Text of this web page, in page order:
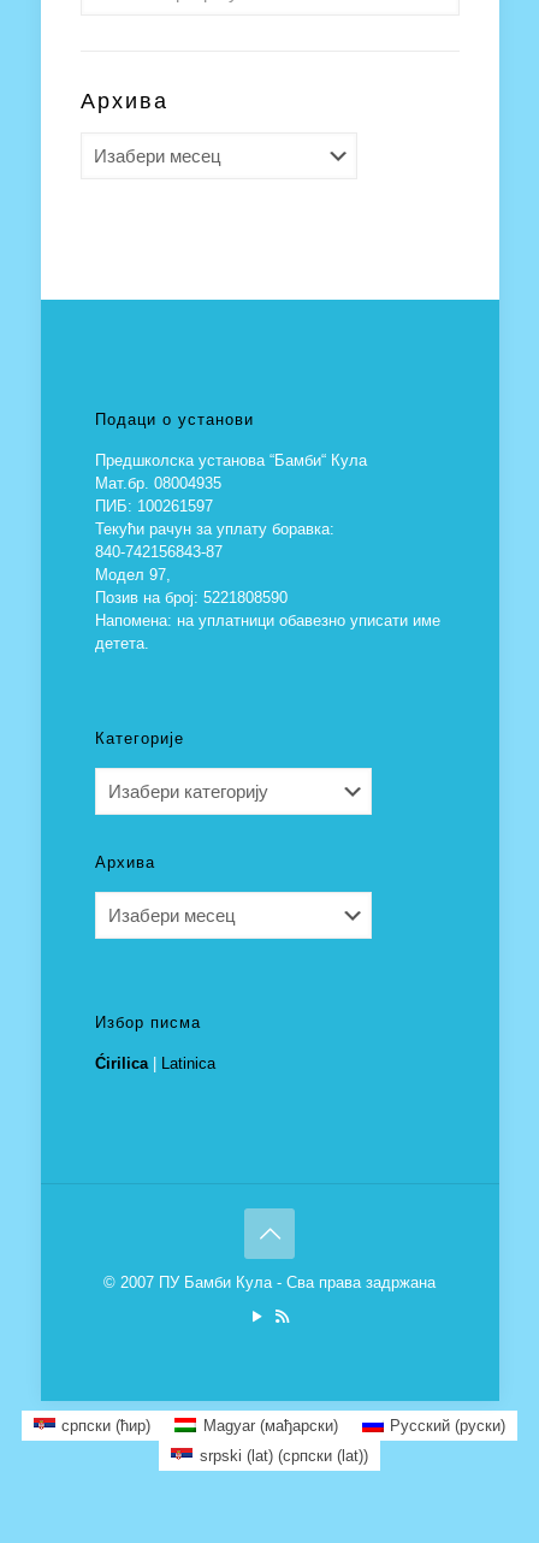
Архива
Подаци о установи
Предшколска установа “Бамби“ Кула
Мат.бр. 08004935
ПИБ: 100261597
Текући рачун за уплату боравка:
840-742156843-87
Модел 97,
Позив на број: 5221808590
Напомена: на уплатници обавезно уписати име
детета.
Категорије
Архива
Избор писма
Ćirilica| Latinica
© 2007 ПУ Бамби Кула - Сва права задржана
српски (ћир) Magyar(мађарски) Русский(руски)
srpski (lat)(српски (lat))